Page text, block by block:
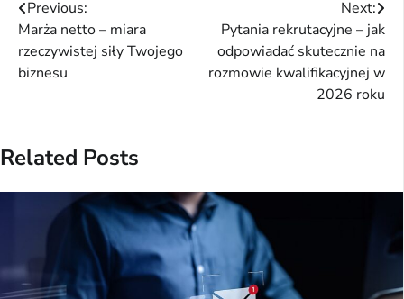
Nawigacja
wpisu
Previous:
Marża netto – miara
rzeczywistej siły Twojego
biznesu
Next:
Pytania rekrutacyjne – jak
odpowiadać skutecznie na
rozmowie kwalifikacyjnej w
2026 roku
Related Posts